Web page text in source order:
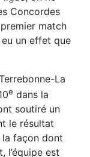
Concordes
match
un effet que
La
e dans la
soutiré un
le résultat
façon dont
l’équipe est